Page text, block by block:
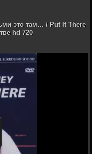
это там… / Put It There
hd 720